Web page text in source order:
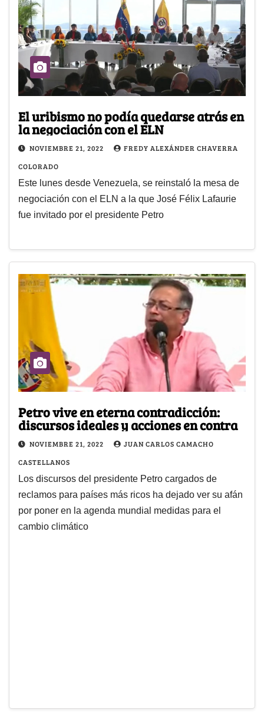
El uribismo no podía quedarse atrás en
la negociación con el ELN
NOVIEMBRE 21, 2022
FREDY ALEXÁNDER CHAVERRA
COLORADO
Este lunes desde Venezuela, se reinstaló la mesa de
negociación con el ELN a la que José Félix Lafaurie
fue invitado por el presidente Petro
Petro vive en eterna contradicción:
discursos ideales y acciones en contra
NOVIEMBRE 21, 2022
JUAN CARLOS CAMACHO
CASTELLANOS
Los discursos del presidente Petro cargados de
reclamos para países más ricos ha dejado ver su afán
por poner en la agenda mundial medidas para el
cambio climático